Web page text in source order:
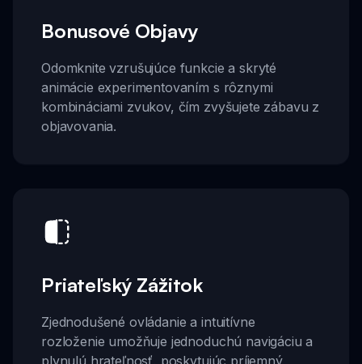
Bonusové Objavy
Odomknite vzrušujúce funkcie a skryté
animácie experimentovaním s rôznymi
kombináciami zvukov, čím zvyšujete zábavu z
objavovania.
Priateľský Zážitok
Zjednodušené ovládanie a intuitívne
rozloženie umožňuje jednoduchú navigáciu a